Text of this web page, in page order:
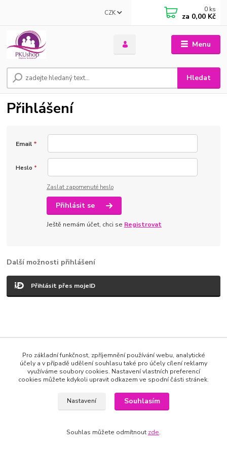
Menu
CZK
Hledat
0 ks
za 0,00 Kč
Přihlášení
Email *
Heslo *
Zaslat zapomenuté heslo
Přihlásit se
Ještě nemám účet, chci se Registrovat
Další možnosti přihlášení
Přihlásit přes mojeID
Vytvořeno na Eshop-rychle.cz
Pro základní funkčnost, zpříjemnění používání webu, analytické
účely a v případě udělení souhlasu také pro účely cílení reklamy
využíváme soubory cookies. Nastavení vlastních preferencí
cookies můžete kdykoli upravit odkazem ve spodní části stránek.
Nastavení Souhlasím
Souhlas můžete odmítnout zde.